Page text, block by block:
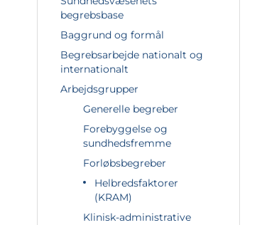
begrebsbase
Baggrund og formål
Begrebsarbejde nationalt og
internationalt
Arbejdsgrupper
Generelle begreber
Forebyggelse og
sundhedsfremme
Forløbsbegreber
Helbredsfaktorer
(KRAM)
Klinisk-administrative